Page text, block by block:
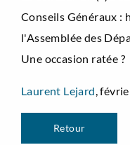
Conseils Généraux :
l'Assemblée des
Une occasion ratée ?
Laurent Lejard,
Retour